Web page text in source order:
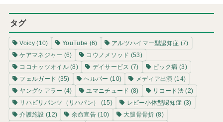
タグ
Voicy(10) YouTube (6) アルツハイマー型認知症 (7)
ケアマネジャー (6) コウノメソッド (53)
ココナッツオイル(8) デイサービス (7) ピック病 (3)
フェルガード (35) ヘルパー (10) メディア出演 (14)
ヤングケアラー (4) ユマニチュード (8) リコード法(2)
リハビリパンツ（リハパン）
(15) レビー小体型認知症 (3)
介護施設 (12) 余命宣告 (10) 大腿骨骨折 (8)